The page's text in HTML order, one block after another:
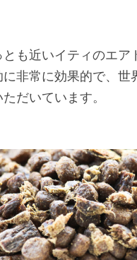
も近いイティのエア
非常に効果的で、世
だいています。